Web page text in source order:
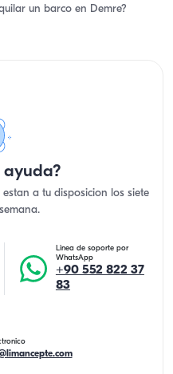
un barco en Demre?
ayuda?
a tu disposicion los siete
Linea de soporte por
WhatsApp
+90 552 822 37
83